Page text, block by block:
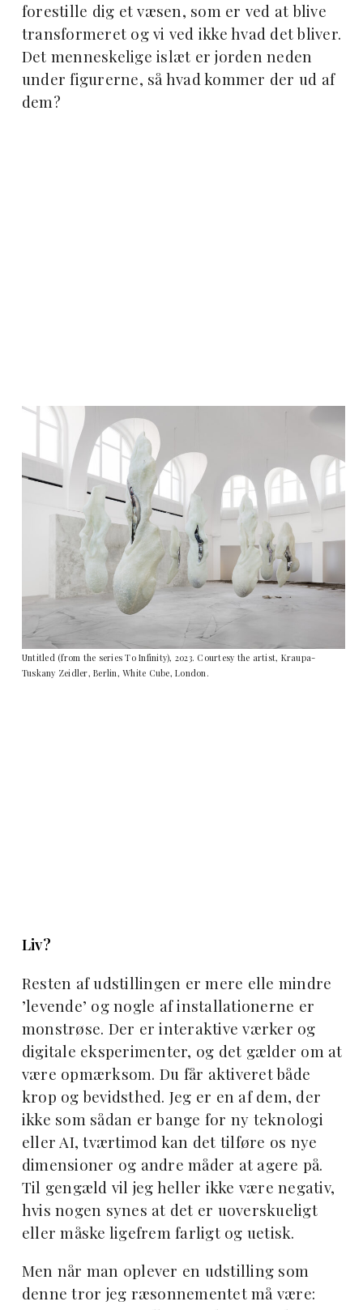
forestille dig et væsen, som er ved at blive
transformeret og vi ved ikke hvad det bliver.
Det menneskelige islæt er jorden neden
under figurerne, så hvad kommer der ud af
dem?
Untitled (from the series To Infinity), 2023. Courtesy the artist, Kraupa-
Tuskany Zeidler, Berlin, White Cube, London.
Liv?
Resten af udstillingen er mere elle mindre
’levende’ og nogle af installationerne er
monstrøse. Der er interaktive værker og
digitale eksperimenter, og det gælder om at
være opmærksom. Du får aktiveret både
krop og bevidsthed. Jeg er en af dem, der
ikke som sådan er bange for ny teknologi
eller AI, tværtimod kan det tilføre os nye
dimensioner og andre måder at agere på.
Til gengæld vil jeg heller ikke være negativ,
hvis nogen synes at det er uoverskueligt
eller måske ligefrem farligt og uetisk.
Men når man oplever en udstilling som
denne tror jeg ræsonnementet må være: